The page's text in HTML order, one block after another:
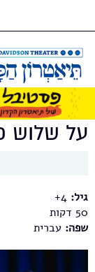
על שלוש
גיל: 4+
50
שפה: עברית